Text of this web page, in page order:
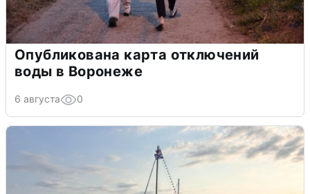
Опубликована карта отключений
воды в Воронеже
6 августа 0